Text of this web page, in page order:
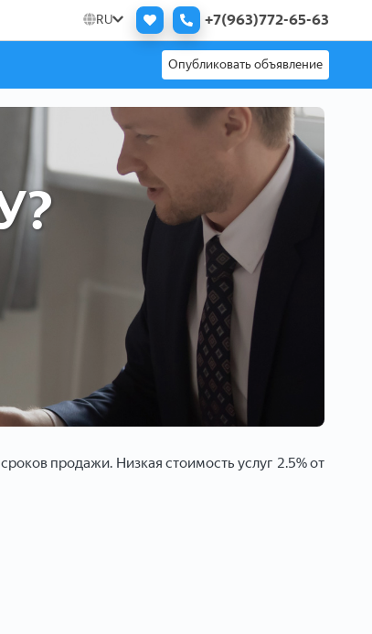
RU +7(963)772-65-63
Опубликовать объявление
продажи. Низкая стоимость услуг 2.5% от